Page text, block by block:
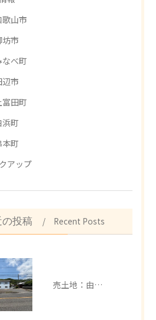
歌山市
坊市
なべ町
辺市
富田町
浜町
本町
アップ
の投稿 Recent Posts
売土地：由良町中